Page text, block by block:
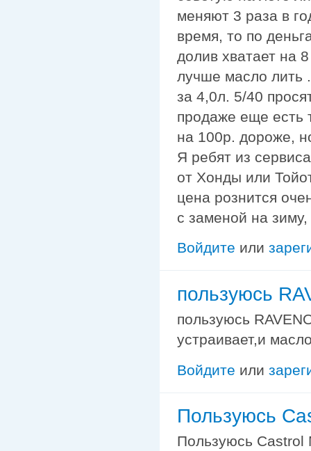
меняют 3 раза в
время, то по
долив хватает на
лучше масло лить
за 4,0л. 5/40
продаже еще есть
на 100р. дороже,
Я ребят из
от Хонды или
цена рознится
с заменой на
Войдите или
пользуюсь
пользуюсь
устраивает,и
Войдите или
Пользуюсь
Пользуюсь Castrol